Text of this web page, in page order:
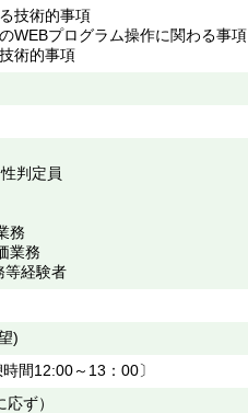
技術的事項
WEBプログラム操作に関わる事項
術的事項
判定員
務
務
経験者
)
間12:00～13：00〕
ず）